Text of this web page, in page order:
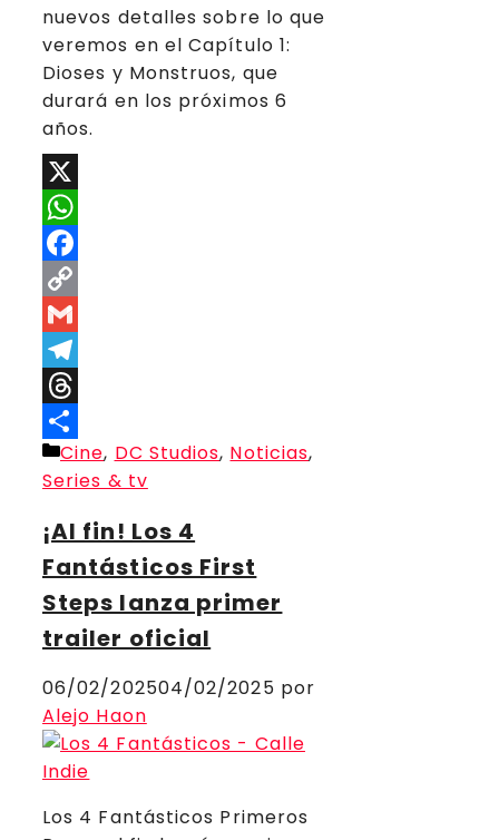
nuevos detalles sobre lo que
veremos en el Capítulo 1:
Dioses y Monstruos, que
durará en los próximos 6
años.
X
WhatsApp
Facebook
Copy
Link
Gmail
Telegram
Threads
Compartir
Categorías
Cine, DC Studios, Noticias,
Series & tv
¡Al fin! Los 4
Fantásticos First
Steps lanza primer
trailer oficial
06/02/202504/02/2025 por
Alejo Haon
Los 4 Fantásticos Primeros